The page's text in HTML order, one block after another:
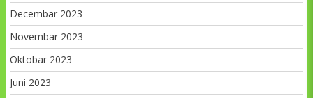
Decembar 2023
Novembar 2023
Oktobar 2023
Juni 2023